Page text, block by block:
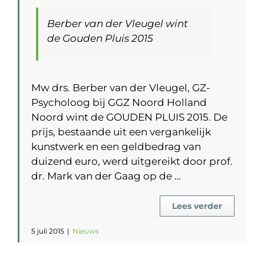
Berber van der Vleugel wint
de Gouden Pluis 2015
Mw drs. Berber van der Vleugel, GZ-
Psycholoog bij GGZ Noord Holland
Noord wint de GOUDEN PLUIS 2015. De
prijs, bestaande uit een vergankelijk
kunstwerk en een geldbedrag van
duizend euro, werd uitgereikt door prof.
dr. Mark van der Gaag op de …
Lees verder
5 juli 2015 | Nieuws